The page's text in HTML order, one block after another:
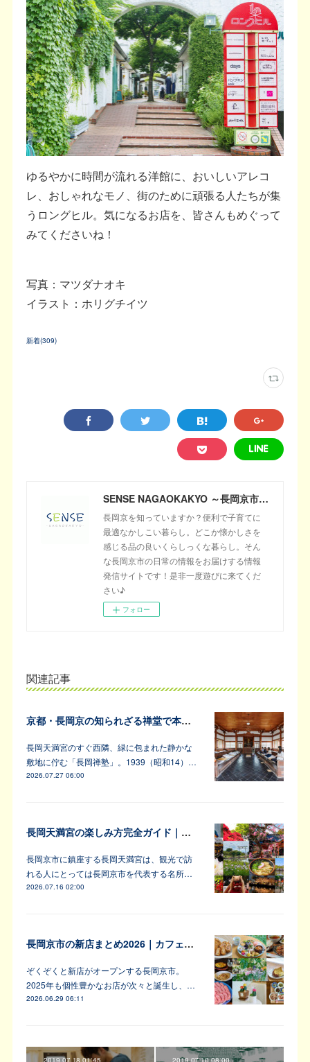
ゆるやかに時間が流れる洋館に、おいしいアレコ
レ、おしゃれなモノ、街のために頑張る人たちが集
うロングヒル。気になるお店を、皆さんもめぐって
みてくださいね！
写真：マツダナオキ
イラスト：ホリグチイツ
新着(309)
SENSE NAGAOKAKYO ～長岡京市のサブサイト～
長岡京を知っていますか？便利で子育てに
最適なかしこい暮らし。どこか懐かしさを
感じる品の良いくらしっくな暮らし。そん
な長岡京市の日常の情報をお届けする情報
発信サイトです！是非一度遊びに来てくだ
さい♪
フォロー
関連記事
京都・長岡京の知られざる禅堂で本格的な坐禅体験
長岡天満宮のすぐ西隣、緑に包まれた静かな
敷地に佇む「長岡禅塾」。1939（昭和14）…
2026.07.27 06:00
長岡天満宮の楽しみ方完全ガイド｜アンバサダーが教えます！
長岡京市に鎮座する長岡天満宮は、観光で訪
れる人にとっては長岡京市を代表する名所…
2026.07.16 02:00
長岡京市の新店まとめ2026｜カフェ・居酒屋・韓国料理など注目6軒
ぞくぞくと新店がオープンする長岡京市。
2025年も個性豊かなお店が次々と誕生し、…
2026.06.29 06:11